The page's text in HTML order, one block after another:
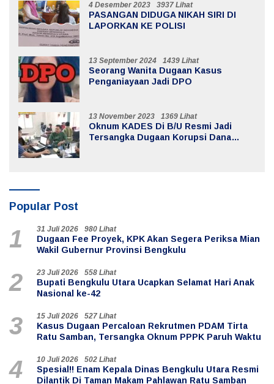
4 Desember 2023 3937 Lihat
PASANGAN DIDUGA NIKAH SIRI DI
LAPORKAN KE POLISI
13 September 2024 1439 Lihat
Seorang Wanita Dugaan Kasus
Penganiayaan Jadi DPO
13 November 2023 1369 Lihat
Oknum KADES Di B/U Resmi Jadi
Tersangka Dugaan Korupsi Dana
Popular Post
1 31 Juli 2026 980 Lihat
Dugaan Fee Proyek, KPK Akan Segera Periksa Mian
Wakil Gubernur Provinsi Bengkulu
2 23 Juli 2026 558 Lihat
Bupati Bengkulu Utara Ucapkan Selamat Hari Anak
Nasional ke-42
3 15 Juli 2026 527 Lihat
Kasus Dugaan Percaloan Rekrutmen PDAM Tirta
Ratu Samban, Tersangka Oknum PPPK Paruh Waktu
4 10 Juli 2026 502 Lihat
Spesial!! Enam Kepala Dinas Bengkulu Utara Resmi